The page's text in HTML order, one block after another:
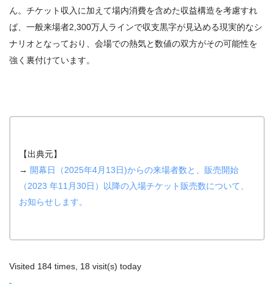
ん。チケット収入に加えて場内消費を含めた収益構造を考慮すれ
ば、一般来場者2,300万人ラインで収支黒字が見込める現実的なシ
ナリオとなっており、会場での熱気と数値の双方がその可能性を
強く裏付けています。
【出典元】
→ 開幕日（2025年4月13日)からの来場者数と、販売開始
（2023 年11月30日）以降の入場チケット販売数について、
お知らせします。
Visited 184 times, 18 visit(s) today